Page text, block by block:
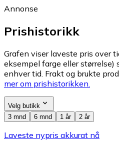
Annonse
Prishistorikk
Grafen viser laveste pris over
eksempel farge eller
enhver tid. Frakt og brukte
mer om prishistorikken.
Velg butikk
3 mnd
6 mnd 1 år 2 år
Laveste nypris akkurat nå